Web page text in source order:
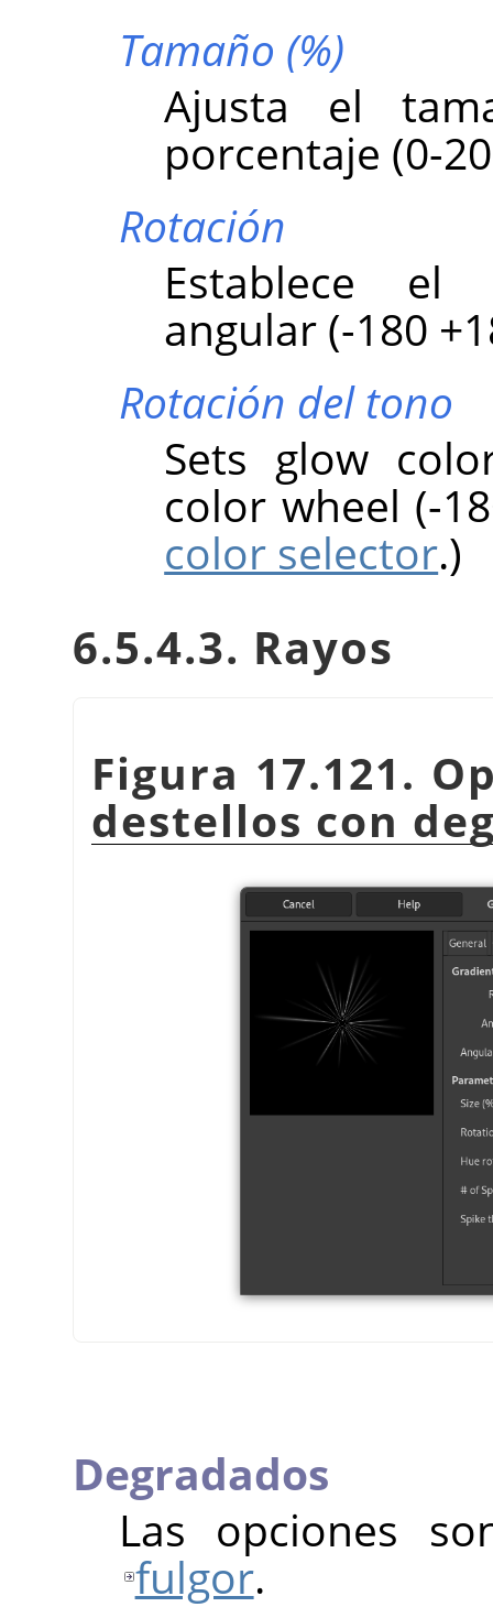
Tamaño (%)
Ajusta el
porcentaje (0-
Rotación
Establece el
angular (-180
Rotación del tono
Sets glow
color wheel (-
color selector.)
6.5.4.3. Rayos
Figura 17.121.
destellos con
Degradados
Las opciones
fulgor.